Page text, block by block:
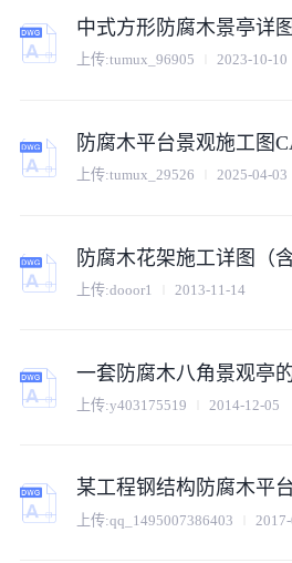
中式方形防腐木景亭详
上传:tumux_96905 2023-10-10
防腐木平台景观施工图
上传:tumux_29526 2025-04-03
防腐木花架施工详图（
上传:dooor1 2013-11-14
一套防腐木八角景观亭
上传:y403175519 2014-12-05
某工程钢结构防腐木平
上传:qq_1495007386403